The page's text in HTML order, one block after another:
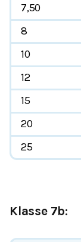
7,50
8
10
12
15
20
25
Klasse 7b: